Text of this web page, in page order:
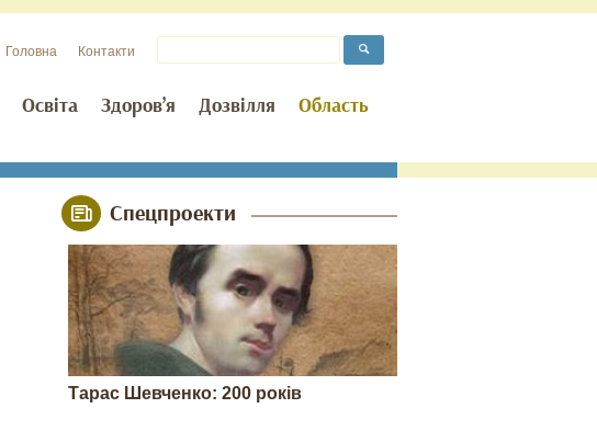
Освіта Здоров’я Дозвілля Область
Головна Контакти
Спецпроекти
Тарас Шевченко: 200 років